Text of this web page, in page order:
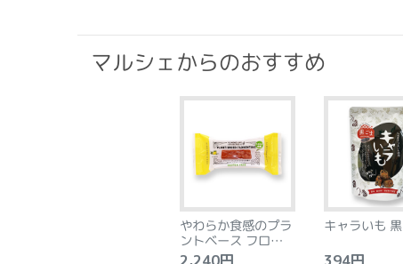
マルシェからのおすすめ
やわらか食感のプラ
ントベース フロラン
タン アーモンド&レ
キャラいも